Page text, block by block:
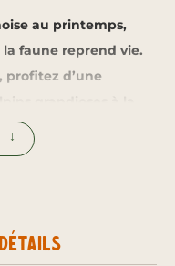
au printemps,
faune reprend vie.
profitez d’une
gypaètes et d’une
alpine descend
idéales pour